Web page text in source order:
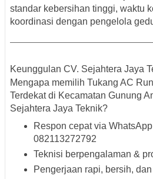
standar kebersihan tinggi, waktu
koordinasi dengan pengelola
Keunggulan CV. Sejahtera Jaya
Mengapa memilih Tukang AC
Terdekat di Kecamatan Gunung
Sejahtera Jaya Teknik?
Respon cepat via WhatsApp
082113272792
Teknisi berpengalaman &
Pengerjaan rapi, bersih,